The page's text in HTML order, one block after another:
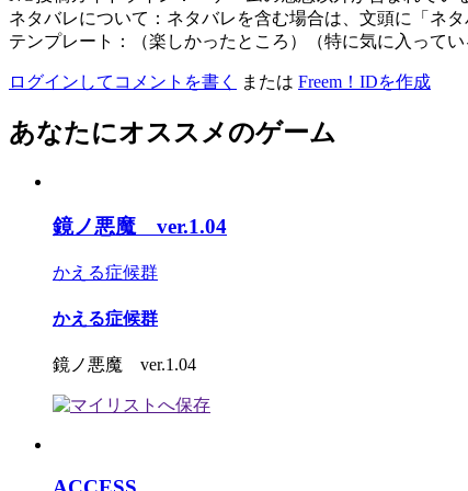
ネタバレについて：ネタバレを含む場合は、文頭に「ネ
テンプレート：（楽しかったところ）（特に気に入って
ログインしてコメントを書く または Freem！IDを作成
あなたにオススメのゲーム
鏡ノ悪魔 ver.1.04
かえる症候群
かえる症候群
鏡ノ悪魔 ver.1.04